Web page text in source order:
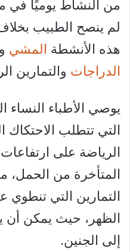
من النشاط يوميًا في
لم ينصح الطبيب
هذه الأنشطة المشي
الدراجات والتمارين
يوصي الأطباء النساء
التي تتطلب
الرياضة على
المتأخرة من الحمل،
التمارين التي تنطوي
الظهر، حيث يمكن أن
إلى الجنين.